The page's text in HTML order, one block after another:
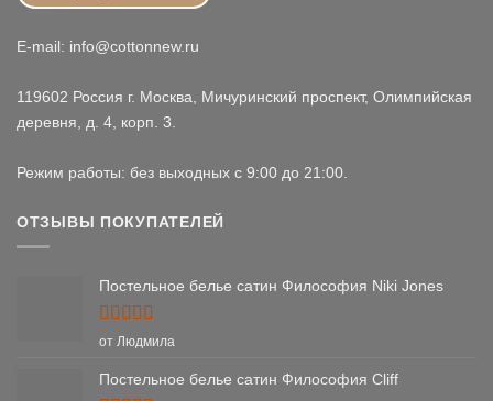
E-mail: info@cottonnew.ru
119602 Россия г. Москва, Мичуринский проспект, Олимпийская
деревня, д. 4, корп. 3.
Режим работы: без выходных с 9:00 до 21:00.
ОТЗЫВЫ ПОКУПАТЕЛЕЙ
Постельное белье сатин Философия Niki Jones
Оценка5
от Людмила
Постельное белье сатин Философия Cliff